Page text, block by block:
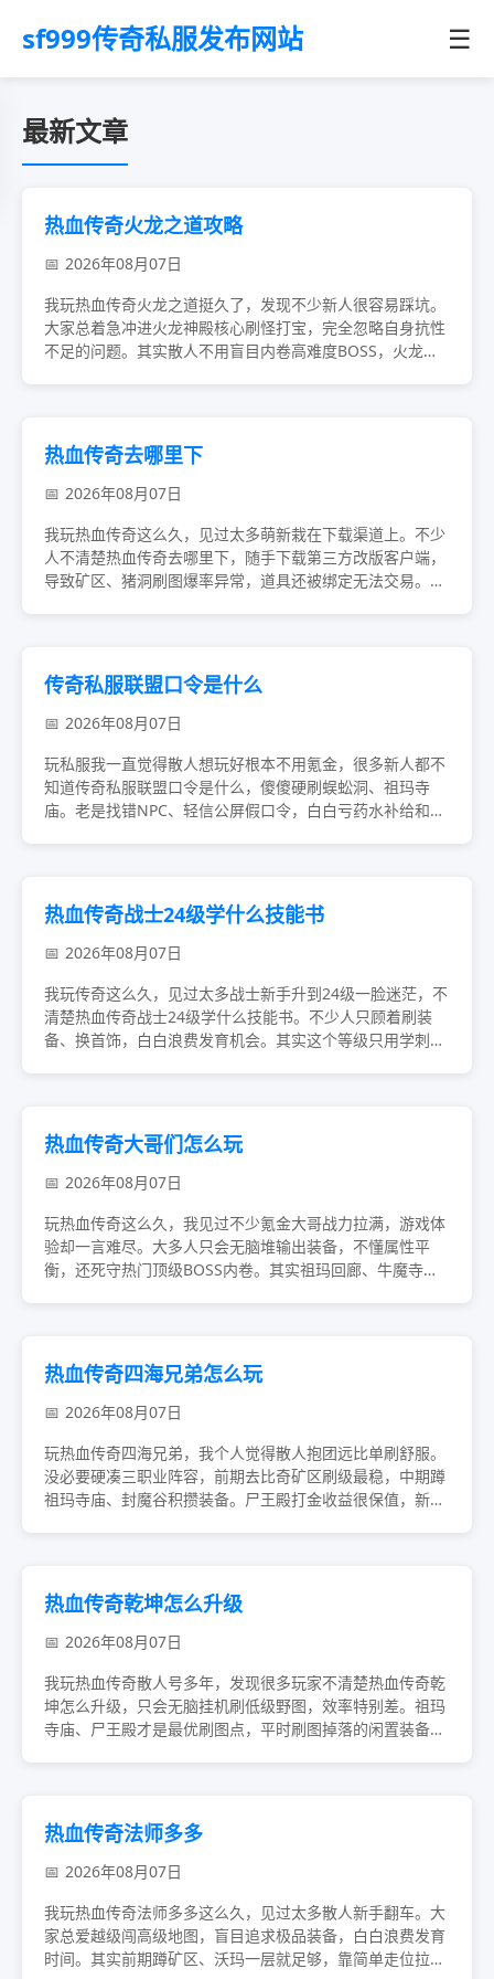
sf999传奇私服发布网站 ☰
最新文章
热血传奇火龙之道攻略
2026年08月07日
我玩热血传奇火龙之道挺久了，发现不少新人很容易踩坑。
大家总着急冲进火龙神殿核心刷怪打宝，完全忽略自身抗性
不足的问题。其实散人不用盲目内卷高难度BOSS，火龙裂
热血传奇去哪里下
2026年08月07日
我玩热血传奇这么久，见过太多萌新栽在下载渠道上。不少
人不清楚热血传奇去哪里下，随手下载第三方改版客户端，
导致矿区、猪洞刷图爆率异常，道具还被绑定无法交易。散
传奇私服联盟口令是什么
2026年08月07日
玩私服我一直觉得散人想玩好根本不用氪金，很多新人都不
知道传奇私服联盟口令是什么，傻傻硬刷蜈蚣洞、祖玛寺
庙。老是找错NPC、轻信公屏假口令，白白亏药水补给和打
热血传奇战士24级学什么技能书
2026年08月07日
我玩传奇这么久，见过太多战士新手升到24级一脸迷茫，不
清楚热血传奇战士24级学什么技能书。不少人只顾着刷装
备、换首饰，白白浪费发育机会。其实这个等级只用学刺杀
热血传奇大哥们怎么玩
2026年08月07日
玩热血传奇这么久，我见过不少氪金大哥战力拉满，游戏体
验却一言难尽。大多人只会无脑堆输出装备，不懂属性平
衡，还死守热门顶级BOSS内卷。其实祖玛回廊、牛魔寺庙
热血传奇四海兄弟怎么玩
2026年08月07日
玩热血传奇四海兄弟，我个人觉得散人抱团远比单刷舒服。
没必要硬凑三职业阵容，前期去比奇矿区刷级最稳，中期蹲
祖玛寺庙、封魔谷积攒装备。尸王殿打金收益很保值，新人
热血传奇乾坤怎么升级
2026年08月07日
我玩热血传奇散人号多年，发现很多玩家不清楚热血传奇乾
坤怎么升级，只会无脑挂机刷低级野图，效率特别差。祖玛
寺庙、尸王殿才是最优刷图点，平时刷图掉落的闲置装备记
热血传奇法师多多
2026年08月07日
我玩热血传奇法师多多这么久，见过太多散人新手翻车。大
家总爱越级闯高级地图，盲目追求极品装备，白白浪费发育
时间。其实前期蹲矿区、沃玛一层就足够，靠简单走位拉扯